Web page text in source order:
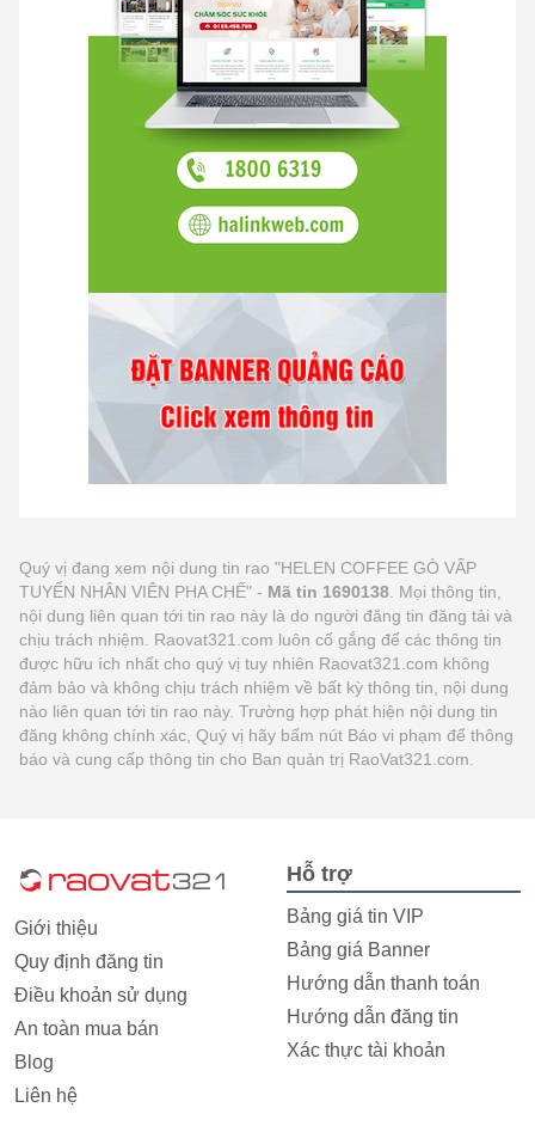
Quý vị đang xem nội dung tin rao "HELEN COFFEE GÒ VẤP
TUYỂN NHÂN VIÊN PHA CHẾ" - Mã tin 1690138 . Mọi thông tin,
nội dung liên quan tới tin rao này là do người đăng tin đăng tải và
chịu trách nhiệm. Raovat321.com luôn cố gắng để các thông tin
được hữu ích nhất cho quý vị tuy nhiên Raovat321.com không
đảm bảo và không chịu trách nhiệm về bất kỳ thông tin, nội dung
nào liên quan tới tin rao này. Trường hợp phát hiện nội dung tin
đăng không chính xác, Quý vị hãy bấm nút Báo vi phạm để thông
báo và cung cấp thông tin cho Ban quản trị RaoVat321.com.
Giới thiệu
Quy định đăng tin
Điều khoản sử dụng
An toàn mua bán
Blog
Liên hệ
Hỗ trợ
Bảng giá tin VIP
Bảng giá Banner
Hướng dẫn thanh toán
Hướng dẫn đăng tin
Xác thực tài khoản